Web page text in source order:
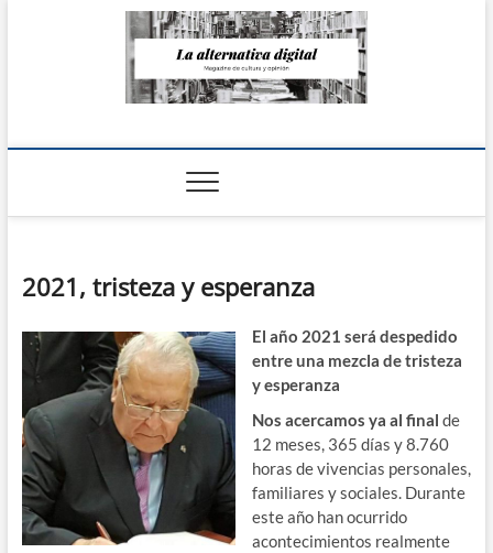
La Alternativa
2021, tristeza y esperanza
El año 2021 será despedido
entre una mezcla de tristeza
y esperanza
Nos acercamos ya al final de
12 meses, 365 días y 8.760
horas de vivencias personales,
familiares y sociales. Durante
este año han ocurrido
acontecimientos realmente